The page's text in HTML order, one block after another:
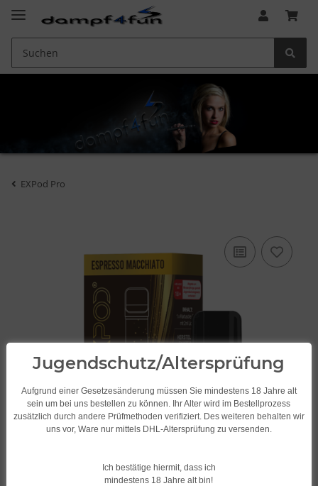
EXPod Pro
Jugendschutz/Altersprüfung
Aufgrund einer Gesetzesänderung müssen Sie mindestens 18 Jahre alt
sein um bei uns bestellen zu können. Ihr Alter wird im Bestellprozess
zusätzlich durch andere Prüfmethoden verifiziert. Des weiteren behalten wir
uns vor, Ware nur mittels DHL-Altersprüfung zu versenden.
Ich bestätige hiermit, dass ich
mindestens 18 Jahre alt bin!